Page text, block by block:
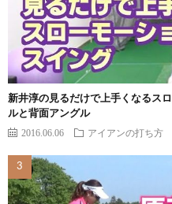
新井淳の見るだけで上手くなるス
ルと背面アングル
2016.06.06 アイアンの打ち方